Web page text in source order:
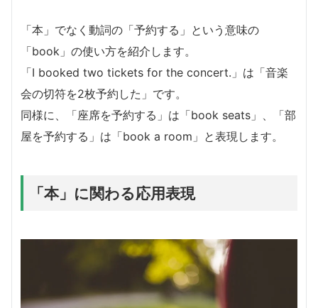
「本」でなく動詞の「予約する」という意味の
「book」の使い方を紹介します。
「I booked two tickets for the concert.」は「音楽
会の切符を2枚予約した」です。
同様に、「座席を予約する」は「book seats」、「部
屋を予約する」は「book a room」と表現します。
「本」に関わる応用表現